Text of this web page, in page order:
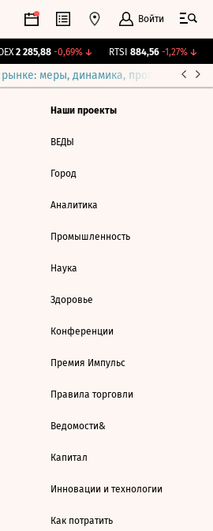
Войти
2 285,88 -0,69%↓ RTSI 884,56 -1,27%↓
меры, динамика, прогнозы
Наши проекты
ВЕДЫ
Город
Аналитика
Промышленность
Наука
Здоровье
Конференции
Премия Импульс
Правила торговли
Ведомости&
Капитал
Инновации и технологии
Как потратить